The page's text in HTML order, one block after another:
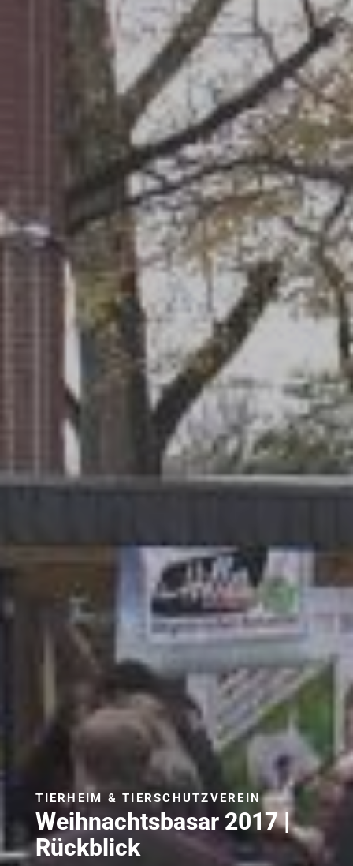
Weihnachtsbasar 2017 |
Rückblick
TIERHEIM & TIERSCHUTZVEREIN